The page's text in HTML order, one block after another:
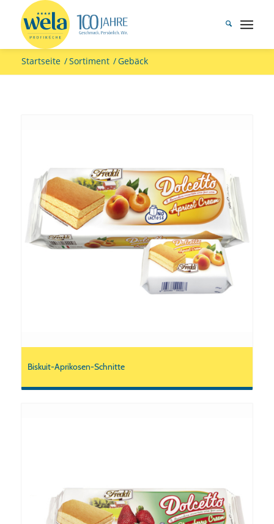
Startseite /Sortiment /Gebäck
Biskuit-Aprikosen-Schnitte